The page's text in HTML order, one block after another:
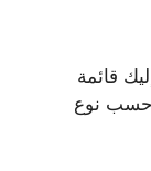
قائمة
حسب نوع